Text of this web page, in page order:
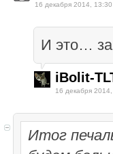
16 декабря 2014, 13:30
И это…
iBolit-
16 декабря
Итог